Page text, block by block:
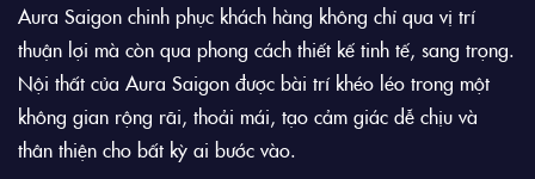
Aura Saigon chinh phục khách hàng không chỉ qua vị trí
thuận lợi mà còn qua phong cách thiết kế tinh tế, sang trọng.
Nội thất của Aura Saigon được bài trí khéo léo trong một
không gian rộng rãi, thoải mái, tạo cảm giác dễ chịu và
thân thiện cho bất kỳ ai bước vào.